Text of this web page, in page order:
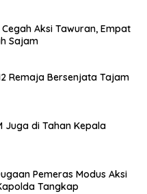
Aksi Tawuran, Empat
Sajam
Remaja Bersenjata Tajam
Juga di Tahan Kepala
Pemeras Modus Aksi
Tangkap